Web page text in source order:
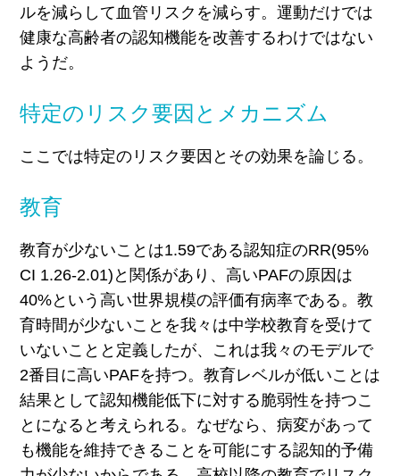
ルを減らして血管リスクを減らす。運動だけでは
健康な高齢者の認知機能を改善するわけではない
ようだ。
特定のリスク要因とメカニズム
ここでは特定のリスク要因とその効果を論じる。
教育
教育が少ないことは1.59である認知症のRR(95%
CI 1.26-2.01)と関係があり、高いPAFの原因は
40%という高い世界規模の評価有病率である。教
育時間が少ないことを我々は中学校教育を受けて
いないことと定義したが、これは我々のモデルで
2番目に高いPAFを持つ。教育レベルが低いことは
結果として認知機能低下に対する脆弱性を持つこ
とになると考えられる。なぜなら、病変があって
も機能を維持できることを可能にする認知的予備